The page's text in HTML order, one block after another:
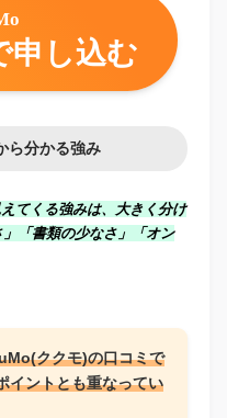
申し込む
ら分かる強み
てくる強みは、大きく分け
「書類の少なさ」「オン
ククモ)の口コミで
イントとも重なってい